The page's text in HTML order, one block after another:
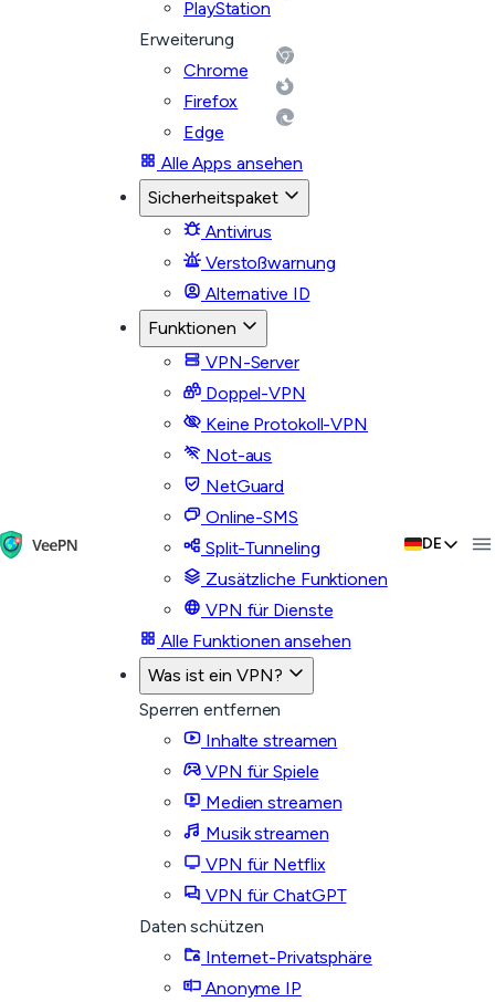
PlayStation
Erweiterung
Chrome
Firefox
Edge
Alle Apps ansehen
Sicherheitspaket
Antivirus
Verstoßwarnung
Alternative ID
Funktionen
VPN-Server
Doppel-VPN
Keine Protokoll-VPN
Not-aus
NetGuard
Online-SMS
Split-Tunneling
Zusätzliche Funktionen
VPN für Dienste
Alle Funktionen ansehen
Was ist ein VPN?
Sperren entfernen
Inhalte streamen
VPN für Spiele
Medien streamen
Musik streamen
VPN für Netflix
VPN für ChatGPT
Daten schützen
Internet-Privatsphäre
Anonyme IP
DE